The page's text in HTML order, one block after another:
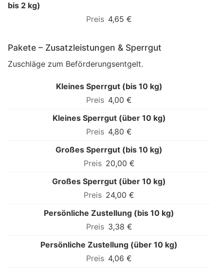
bis 2 kg)
4,65 €
Pakete – Zusatzleistungen & Sperrgut
Zuschläge zum Beförderungsentgelt.
Kleines Sperrgut (bis 10 kg)
4,00 €
Kleines Sperrgut (über 10 kg)
4,80 €
Großes Sperrgut (bis 10 kg)
20,00 €
Großes Sperrgut (über 10 kg)
24,00 €
Persönliche Zustellung (bis 10 kg)
3,38 €
Persönliche Zustellung (über 10 kg)
4,06 €